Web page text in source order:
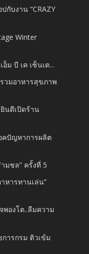
บงาน “CRAZY
Winter
ม บี เค เซ็นเต...
วมอาหารสุขภาพ
นดีเปิดร้าน
คปัญหาการผลิต
มชล” ครั้งที่ 5
หารทานเล่น”
พองโต..ลืมความ
ารกรม ติวเข้ม